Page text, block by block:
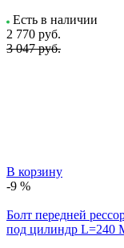
Есть в наличии
2 770 руб.
3 047 руб.
В корзину
-9 %
Болт передней
под цилиндр L=240